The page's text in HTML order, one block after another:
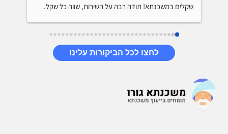
שקלים במשכנתא! תודה רבה על השירות, שווה כל שקל.
לחצו לכל הביקורות עלינו